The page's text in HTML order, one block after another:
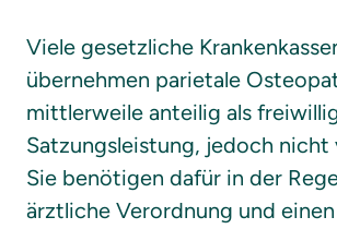
Viele gesetzliche
übernehmen parietale
mittlerweile anteilig als
Satzungsleistung, jedoch nicht
Sie benötigen dafür in der
ärztliche Verordnung und einen